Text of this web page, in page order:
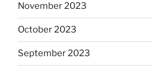
November 2023
October 2023
September 2023